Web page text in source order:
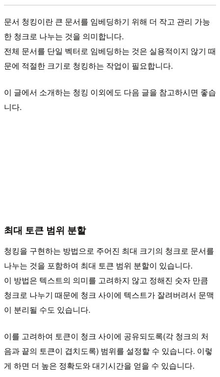
문서 청킹이란 큰 문서를 임베딩하기 위해 더 작고 관리 가능
한 청크로 나누는 것을 의미합니다.
전체 문서를 단일 벡터로 임베딩하는 것은 실용적이지 않기 때
문에 적절한 크기로 청킹하는 작업이 필요합니다.
이 글에서 소개하는 청킹 이외에도 다음 글을 참고하시면 좋습
니다.
최대 토큰 범위 분할
청킹을 구현하는 방법으로 주어진 최대 크기의 청크로 문서를
나누는 것을 포함하여 최대 토큰 범위 분할이 있습니다.
이 방법은 텍스트의 의미를 고려하지 않고 정해진 숫자 만큼
청크로 나누기 때문에 청크 사이에 텍스트가 잘려버려서 문맥
이 분리될 수도 있습니다.
이를 고려하여 토큰이 청크 사이에 공유되도록(각 청크의 처
음과 끝의 토큰이 겹치도록) 범위를 설정할 수 있습니다. 이렇
게 하면 더 높은 정확도와 대기시간을 얻을 수 있습니다.